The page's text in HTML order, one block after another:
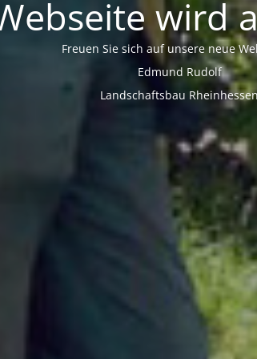
wird
Freuen Sie sich auf unsere neue
Edmund Rudolf
Landschaftsbau